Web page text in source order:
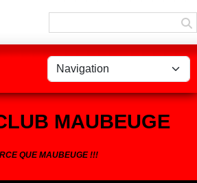
MAUBEUGE
QUE MAUBEUGE !!!
cookies